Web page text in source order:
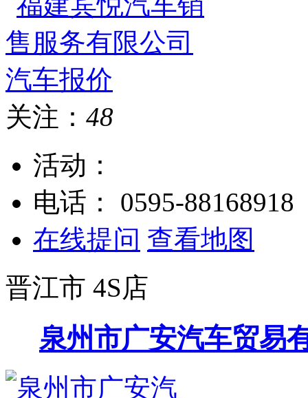
关注： 48
活动：
电话：
0595-88168918
在线提问 查看地图
晋江市 4S店
泉州市广安汽车贸易